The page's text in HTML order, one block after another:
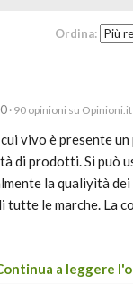
Ordina:
· 90 opinioni su Opinioni.it
vivo è presente un
di prodotti. Si può
la qualiyìtà
le marche. La
a leggere